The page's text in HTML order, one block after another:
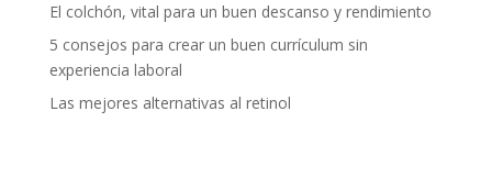
El colchón, vital para un buen descanso y rendimiento
5 consejos para crear un buen currículum sin
experiencia laboral
Las mejores alternativas al retinol